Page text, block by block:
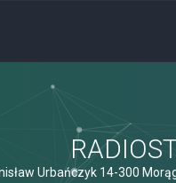
Urbańczyk 14-300